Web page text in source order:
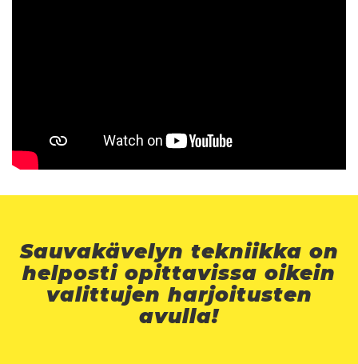
Sauvakävelyn tekniikka on
helposti opittavissa oikein
valittujen harjoitusten
avulla!